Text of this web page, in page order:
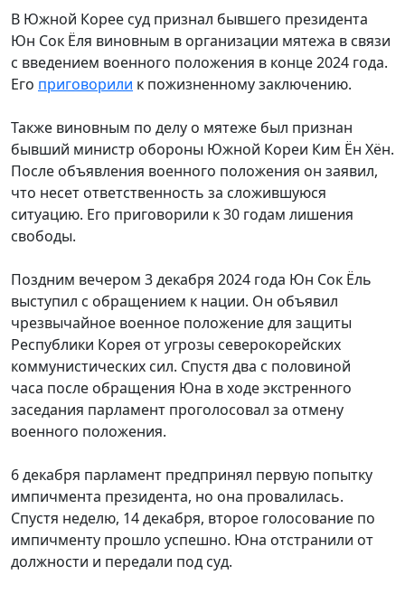
В Южной Корее суд признал бывшего президента
Юн Сок Ёля виновным в организации мятежа в связи
с введением военного положения в конце 2024 года.
Его приговорили к пожизненному заключению.
Также виновным по делу о мятеже был признан
бывший министр обороны Южной Кореи Ким Ён Хён.
После объявления военного положения он заявил,
что несет ответственность за сложившуюся
ситуацию. Его приговорили к 30 годам лишения
свободы.
Поздним вечером 3 декабря 2024 года Юн Сок Ёль
выступил с обращением к нации. Он объявил
чрезвычайное военное положение для защиты
Республики Корея от угрозы северокорейских
коммунистических сил. Спустя два с половиной
часа после обращения Юна в ходе экстренного
заседания парламент проголосовал за отмену
военного положения.
6 декабря парламент предпринял первую попытку
импичмента президента, но она провалилась.
Спустя неделю, 14 декабря, второе голосование по
импичменту прошло успешно. Юна отстранили от
должности и передали под суд.